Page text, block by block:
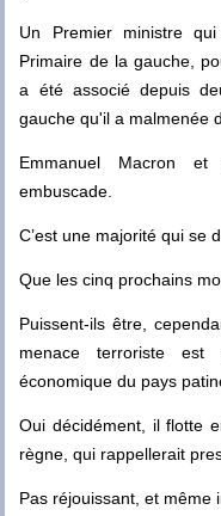
Un Premier ministre
Primaire de la gauche,
a été associé depuis
gauche qu'il a malmenée
Emmanuel Macron
embuscade.
C’est une majorité qui se
Que les cinq prochains
Puissent-ils être,
menace terroriste
économique du pays
Oui décidément, il flotte
règne, qui rappellerait
Pas réjouissant, et même